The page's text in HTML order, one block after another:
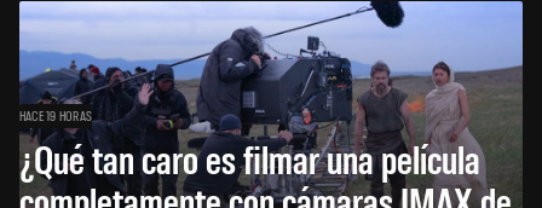
HACE 19 HORAS
¿Qué tan caro es filmar una película